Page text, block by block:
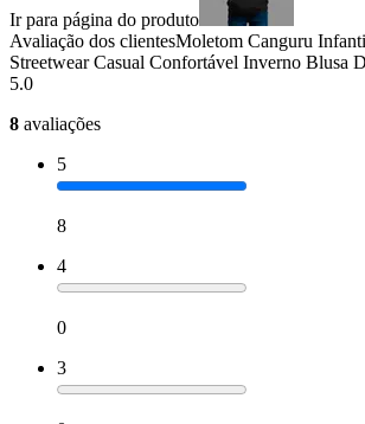
Ir para página do produto
Avaliação dos clientesMoletom Canguru
Streetwear Casual Confortável Inverno Blusa
5.0
8 avaliações
5
8
4
0
3